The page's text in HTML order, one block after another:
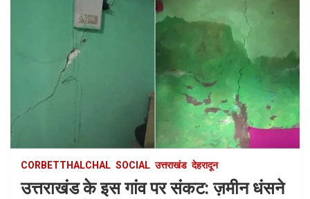
CORBETTHALCHAL SOCIAL उत्तराखंड देहरादून
उत्तराखंड के इस गांव पर संकट: ज़मीन धंसने